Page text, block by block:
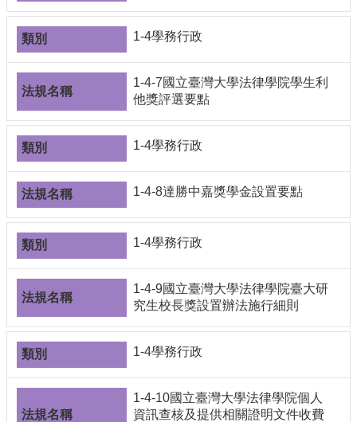
1-4學務行政
1-4-7國立臺灣大學法律學院學生利
他獎評選要點
1-4學務行政
1-4-8達勝中嘉獎學金設置要點
1-4學務行政
1-4-9國立臺灣大學法律學院臺大研
究生校長獎設置辦法施行細則
1-4學務行政
1-4-10國立臺灣大學法律學院個人
資訊查核及提供相關證明文件收費